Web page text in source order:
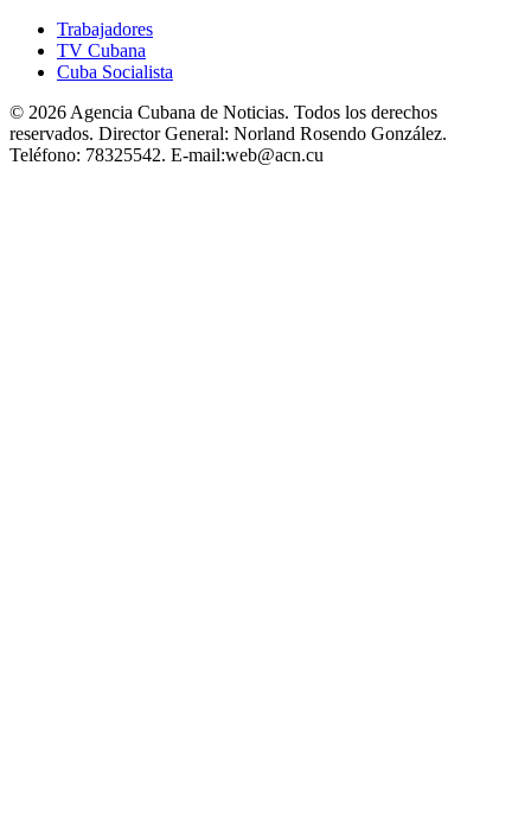
Trabajadores
TV Cubana
Cuba Socialista
© 2026 Agencia Cubana de Noticias. Todos los derechos
reservados. Director General: Norland Rosendo González.
Teléfono: 78325542. E-mail:web@acn.cu